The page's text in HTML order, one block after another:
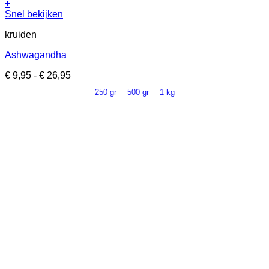
+
Dit
heeft
variaties.
optie
Snel bekijken
kruiden
Ashwagandha
€ 9,95 - € 26,95Prijsklasse:
250 gr 500 gr 1 kg